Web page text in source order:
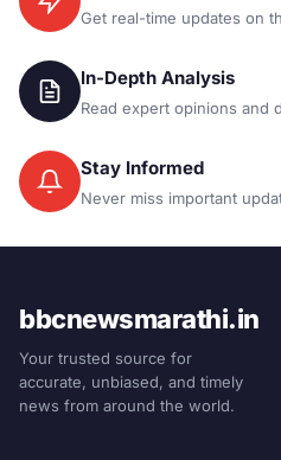
Get real-time updates on
In-Depth Analysis
Read expert opinions and
Stay Informed
Never miss important
bbcnewsmarathi.in
Your trusted source for
accurate, unbiased, and timely
news from around the world.